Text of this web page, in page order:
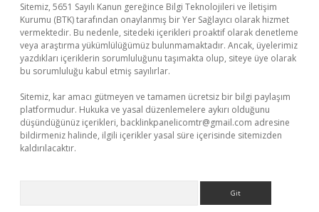
Sitemiz, 5651 Sayılı Kanun gereğince Bilgi Teknolojileri ve İletişim
Kurumu (BTK) tarafından onaylanmış bir Yer Sağlayıcı olarak hizmet
vermektedir. Bu nedenle, sitedeki içerikleri proaktif olarak denetleme
veya araştırma yükümlülüğümüz bulunmamaktadır. Ancak, üyelerimiz
yazdıkları içeriklerin sorumluluğunu taşımakta olup, siteye üye olarak
bu sorumluluğu kabul etmiş sayılırlar.
Sitemiz, kar amacı gütmeyen ve tamamen ücretsiz bir bilgi paylaşım
platformudur. Hukuka ve yasal düzenlemelere aykırı olduğunu
düşündüğünüz içerikleri, backlinkpanelicomtr@gmail.com adresine
bildirmeniz halinde, ilgili içerikler yasal süre içerisinde sitemizden
kaldırılacaktır.